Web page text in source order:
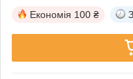
Економія 100 ₴